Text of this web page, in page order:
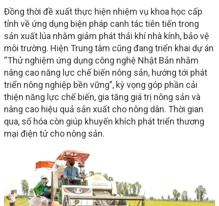
Đồng thời đề xuất thực hiện nhiệm vụ khoa học cấp
tỉnh về ứng dụng biện pháp canh tác tiên tiến trong
sản xuất lúa nhằm giảm phát thải khí nhà kính, bảo vệ
môi trường. Hiện Trung tâm cũng đang triển khai dự án
“Thử nghiệm ứng dụng công nghệ Nhật Bản nhằm
nâng cao năng lực chế biến nông sản, hướng tới phát
triển nông nghiệp bền vững”, kỳ vọng góp phần cải
thiện năng lực chế biến, gia tăng giá trị nông sản và
nâng cao hiệu quả sản xuất cho nông dân. Thời gian
qua, số hóa còn giúp khuyến khích phát triển thương
mại điện tử cho nông sản.